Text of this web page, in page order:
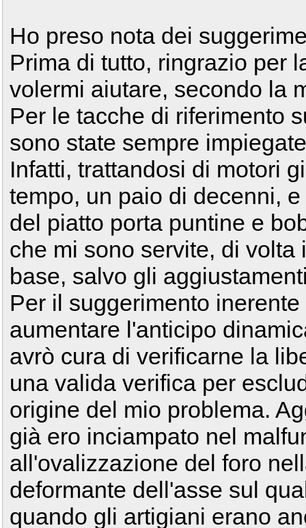
Ho preso nota dei
Prima di tutto, ringrazio per
volermi aiutare, secondo la
Per le tacche di riferimento
sono state sempre
Infatti, trattandosi di motori
tempo, un paio di decenni,
del piatto porta puntine e
che mi sono servite, di
base, salvo gli
Per il suggerimento
aumentare l'anticipo
avrò cura di verificarne la
una valida verifica per
origine del mio problema.
già ero inciampato nel
all'ovalizzazione del foro
deformante dell'asse sul
quando gli artigiani erano